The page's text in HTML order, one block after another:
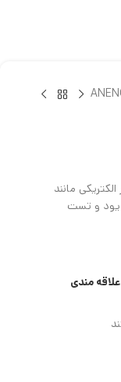
مانند
و تست
مندی